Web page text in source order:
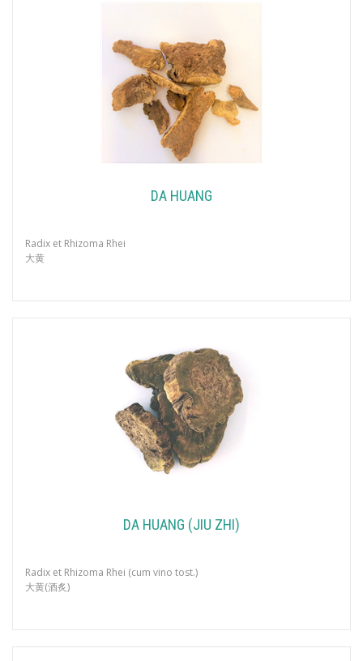
DA HUANG
Radix et Rhizoma Rhei
大黄
DA HUANG (JIU ZHI)
Radix et Rhizoma Rhei (cum vino tost.)
大黄(酒炙)